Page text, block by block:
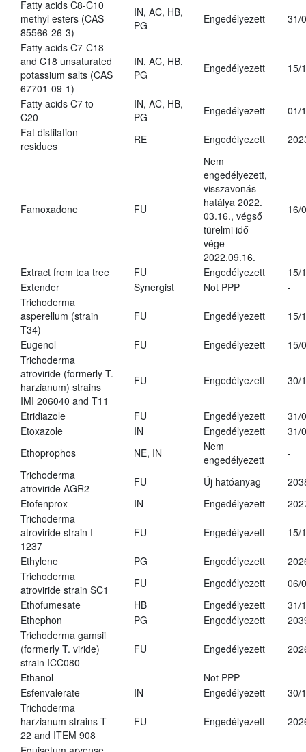
Fatty acids C8-C10
methyl esters (CAS
85566-26-3)
IN, AC, HB,
PG
Engedélyezett 31/
Fatty acids C7-C18
and C18 unsaturated
potassium salts (CAS
67701-09-1)
IN, AC, HB,
PG
Engedélyezett 15/
Fatty acids C7 to
C20
IN, AC, HB,
PG
Engedélyezett
01/
Fat distilation
residues
RE Engedélyezett
Famoxadone FU
Nem
engedélyezett,
visszavonás
hatálya 2022.
03.16., végső
türelmi idő
vége
2022.09.16.
16/
Extract from tea tree FU Engedélyezett
15/
Extender
Synergist Not PPP
-
Trichoderma
asperellum (strain
T34)
FU Engedélyezett 15/
Eugenol FU Engedélyezett
15/
Trichoderma
atroviride (formerly T.
harzianum) strains
IMI 206040 and T11
FU Engedélyezett 30/
Etridiazole FU Engedélyezett
31/
Etoxazole
IN Engedélyezett
31/
Ethoprophos
NE, IN
Nem
engedélyezett
-
Trichoderma
atroviride AGR2
FU Új hatóanyag
Etofenprox
IN Engedélyezett
Trichoderma
atroviride strain I-
1237
FU Engedélyezett 15/
Ethylene PG Engedélyezett
Trichoderma
atroviride strain SC1
FU Engedélyezett
06/
Ethofumesate
HB Engedélyezett
31/
Ethephon
PG Engedélyezett
Trichoderma gamsii
(formerly T. viride)
strain ICC080
FU Engedélyezett
Ethanol - Not PPP
-
Esfenvalerate
IN Engedélyezett
30/
Trichoderma
harzianum strains T-
22 and ITEM 908
FU Engedélyezett